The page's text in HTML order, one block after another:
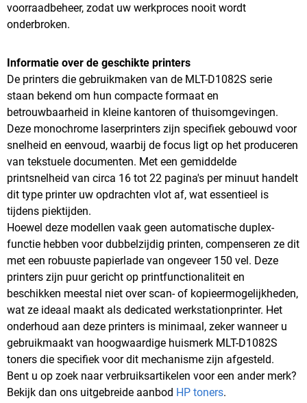
voorraadbeheer, zodat uw werkproces nooit wordt
onderbroken.
Informatie over de geschikte printers
De printers die gebruikmaken van de MLT-D1082S serie
staan bekend om hun compacte formaat en
betrouwbaarheid in kleine kantoren of thuisomgevingen.
Deze monochrome laserprinters zijn specifiek gebouwd voor
snelheid en eenvoud, waarbij de focus ligt op het produceren
van tekstuele documenten. Met een gemiddelde
printsnelheid van circa 16 tot 22 pagina's per minuut handelt
dit type printer uw opdrachten vlot af, wat essentieel is
tijdens piektijden.
Hoewel deze modellen vaak geen automatische duplex-
functie hebben voor dubbelzijdig printen, compenseren ze dit
met een robuuste papierlade van ongeveer 150 vel. Deze
printers zijn puur gericht op printfunctionaliteit en
beschikken meestal niet over scan- of kopieermogelijkheden,
wat ze ideaal maakt als dedicated werkstationprinter. Het
onderhoud aan deze printers is minimaal, zeker wanneer u
gebruikmaakt van hoogwaardige huismerk MLT-D1082S
toners die specifiek voor dit mechanisme zijn afgesteld.
Bent u op zoek naar verbruiksartikelen voor een ander merk?
Bekijk dan ons uitgebreide aanbod HP toners.